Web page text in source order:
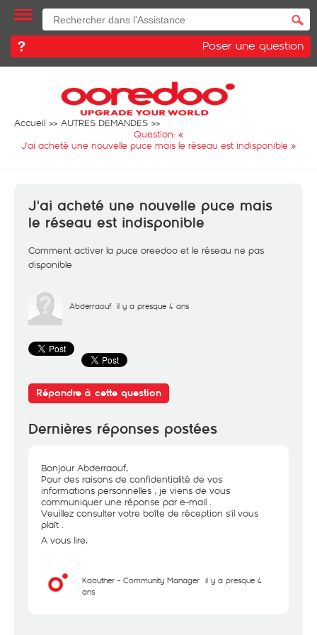
Poser une question
Accueil
AUTRES DEMANDES
Question: «
J'ai acheté une nouvelle puce mais le réseau est indisponible »
J'ai acheté une nouvelle puce mais
le réseau est indisponible
Comment activer la puce oreedoo et le réseau ne pas
disponible
Abderraouf il y a presque 4 ans
Répondre à cette question
Dernières réponses postées
Bonjour Abderraouf,
Pour des raisons de confidentialité de vos
informations personnelles , je viens de vous
communiquer une réponse par e-mail .
Veuillez consulter votre boîte de réception s'il vous
plaît .
A vous lire,
Kaouther - Community Manager il y a presque 4
ans